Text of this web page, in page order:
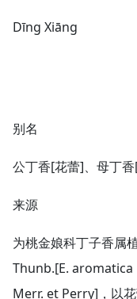
Dīnɡ Xiānɡ
别名
公丁香[花蕾]、母丁
来源
为桃金娘科丁子香属
Thunb.[E. aromatica
Merr. et Perry]，以